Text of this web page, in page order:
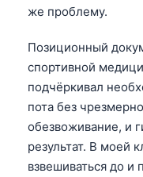
же проблему.
Позиционный
спортивной
подчёркивал
пота без
обезвоживание, и
результат. В моей
взвешиваться до и